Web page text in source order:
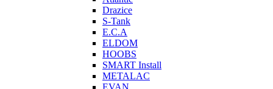
Drazice
S-Tank
E.C.A
ELDOM
HOOBS
SMART Install
METALAC
EVAN